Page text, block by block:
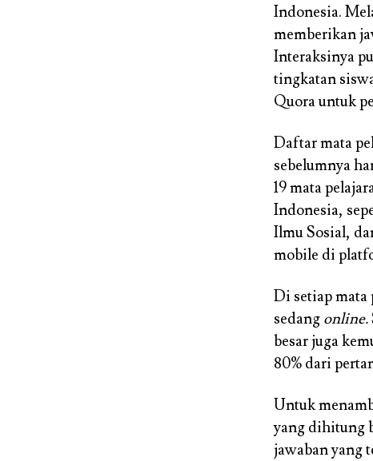
Indonesia.
memberikan
Interaksinya
tingkatan
Quora untuk
Daftar mata
sebelumnya
19 mata
Indonesia,
Ilmu Sosial,
mobile di
Di setiap mata
sedang online.
besar juga
80% dari
Untuk
yang dihitung
jawaban yang